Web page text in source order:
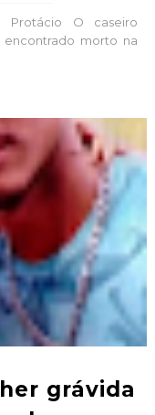
Protácio O caseiro
encontrado morto na
grávida